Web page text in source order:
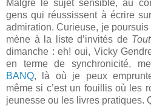
Malgré le sujet sensible, au
gens qui réussissent à écrire
admiration. Curieuse, je
mène à la liste d’invités de
dimanche : eh! oui, Vicky
en terme de synchronicité,
BANQ, là où je peux
même si c’est un fouillis où les
jeunesse ou les livres pratiques.